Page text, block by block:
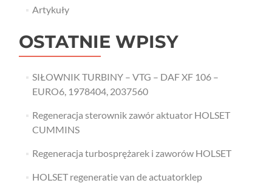
Artykuły
OSTATNIE WPISY
SIŁOWNIK TURBINY – VTG – DAF XF 106 –
EURO6, 1978404, 2037560
Regeneracja sterownik zawór aktuator HOLSET
CUMMINS
Regeneracja turbosprężarek i zaworów HOLSET
HOLSET regeneratie van de actuatorklep